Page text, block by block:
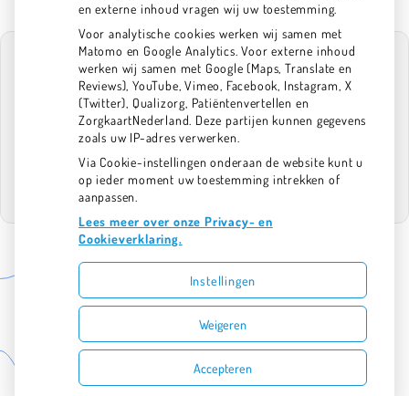
U heeft geen toestemming gegeven voor
externe inhoud
die nodig is om dit te
Cookie-instellingen wijzigen
Uw Zorg Online|Beheer
Bezoek
onze
pagina
onze
Privacy verklaring Voorwaarden
en externe inhoud vragen wij uw toestemming.
Voor analytische cookies werken wij samen met
Matomo en Google Analytics. Voor externe inhoud
werken wij samen met Google (Maps, Translate en
Reviews), YouTube, Vimeo, Facebook, Instagram, X
(Twitter), Qualizorg, Patiëntenvertellen en
ZorgkaartNederland. Deze partijen kunnen gegevens
zoals uw IP-adres verwerken.
Via Cookie-instellingen onderaan de website kunt u
op ieder moment uw toestemming intrekken of
aanpassen.
Lees meer over onze Privacy- en
Cookieverklaring.
Instellingen
Weigeren
Accepteren